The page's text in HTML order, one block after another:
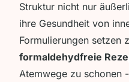
Struktur nicht nur
ihre Gesundheit von
Formulierungen setzen
formaldehydfreie
Atemwege zu schonen